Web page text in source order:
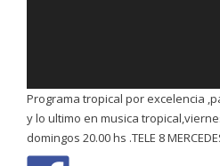
Programa tropical por excelencia
y lo ultimo en musica
domingos 20.00 hs .TELE 8